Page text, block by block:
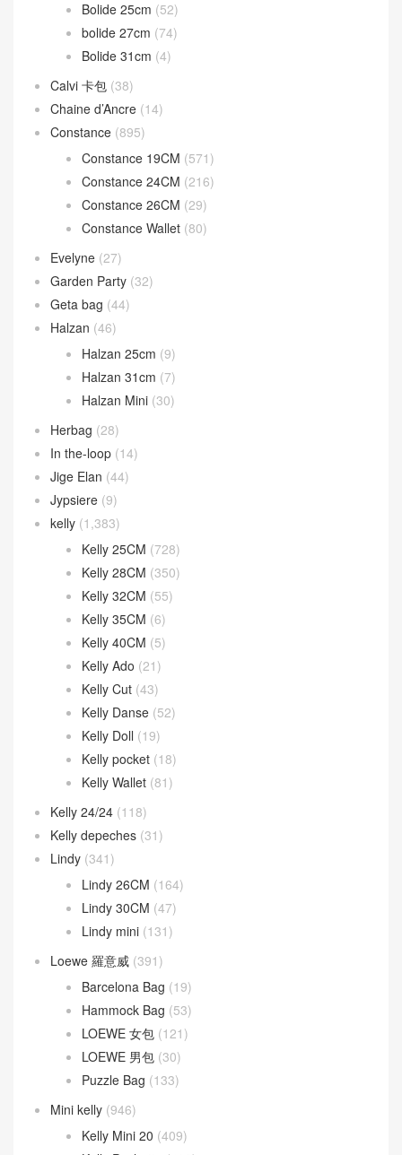
Bolide 25cm (52)
bolide 27cm (74)
Bolide 31cm (4)
Calvi 卡包 (38)
Chaine d’Ancre (14)
Constance (895)
Constance 19CM (571)
Constance 24CM (216)
Constance 26CM (29)
Constance Wallet (80)
Evelyne (27)
Garden Party (32)
Geta bag (44)
Halzan (46)
Halzan 25cm (9)
Halzan 31cm (7)
Halzan Mini (30)
Herbag (28)
In the-loop (14)
Jige Elan (44)
Jypsiere (9)
kelly (1,383)
Kelly 25CM (728)
Kelly 28CM (350)
Kelly 32CM (55)
Kelly 35CM (6)
Kelly 40CM (5)
Kelly Ado (21)
Kelly Cut (43)
Kelly Danse (52)
Kelly Doll (19)
Kelly pocket (18)
Kelly Wallet (81)
Kelly 24/24 (118)
Kelly depeches (31)
Lindy (341)
Lindy 26CM (164)
Lindy 30CM (47)
Lindy mini (131)
Loewe 羅意威 (391)
Barcelona Bag (19)
Hammock Bag (53)
LOEWE 女包 (121)
LOEWE 男包 (30)
Puzzle Bag (133)
Mini kelly (946)
Kelly Mini 20 (409)